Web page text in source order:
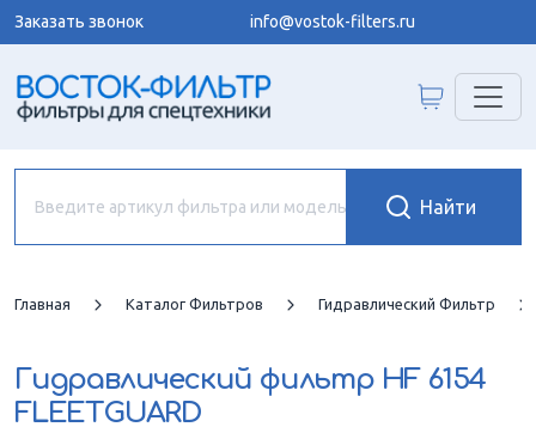
Заказать звонок info@vostok-filters.ru
Главная Каталог Фильтров Гидравлический Фильтр
Гидравлический фильтр HF 6154
FLEETGUARD